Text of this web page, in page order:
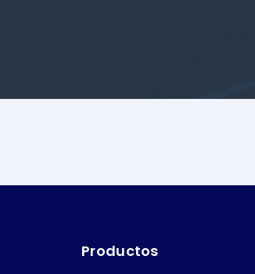
Productos